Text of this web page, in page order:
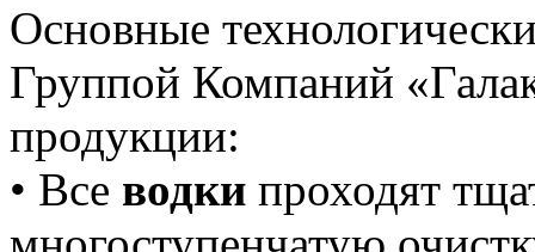
Основные
Группой Компаний
продукции:
• Все водки проходят